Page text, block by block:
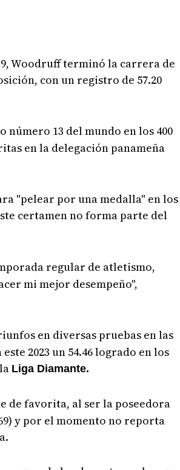
Woodruff terminó la carrera de
con un registro de 57.20
13 del mundo en los 400
en la delegación panameña
"pelear por una medalla" en los
certamen no forma parte del
regular de atletismo,
mi mejor desempeño",
en diversas pruebas en las
2023 un 54.46 logrado en los
Liga Diamante.
de favorita, al ser la poseedora
y por el momento no reporta